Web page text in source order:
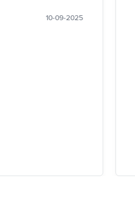
10-09-2025